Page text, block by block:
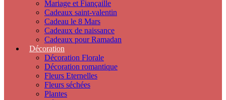
Mariage et Fiançaille
Cadeaux saint-valentin
Cadeau le 8 Mars
Cadeaux de naissance
Cadeaux pour Ramadan
Décoration
Décoration Florale
Décoration romantique
Fleurs Eternelles
Fleurs séchées
Plantes